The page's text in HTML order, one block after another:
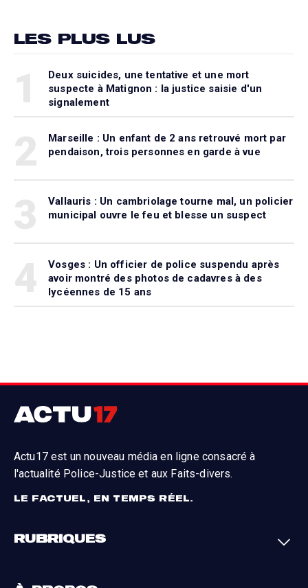
LES PLUS LUS
Deux suicides, une tentative et une mort
suspecte à Matignon : la justice saisie d'un
signalement
Marseille : Un enfant de 2 ans retrouvé mort par
pendaison, trois personnes en garde à vue
Vallauris : Un cambriolage tourne mal, un policier
municipal ouvre le feu et blesse un suspect
Vosges : Un officier de police suspendu après
avoir montré des photos de cadavres à des
lycéennes de 15 ans
Actu17 est un nouveau média en ligne consacré à
l'actualité Police-Justice et aux Faits-divers.
LE FACTUEL, EN TEMPS RÉEL.
RUBRIQUES